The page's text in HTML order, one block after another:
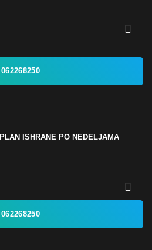
062268250
PLAN ISHRANE PO NEDELJAMA
062268250